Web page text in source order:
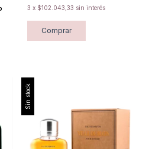
3 x $102.043,33 sin interés
Comprar
Sin stock